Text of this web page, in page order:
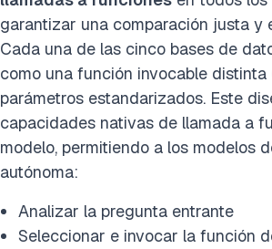
garantizar una comparación justa y
Cada una de las cinco bases de
como una función invocable distinta
parámetros estandarizados. Este
capacidades nativas de llamada a
modelo, permitiendo a los modelos
autónoma:
Analizar la pregunta entrante
Seleccionar e invocar la función